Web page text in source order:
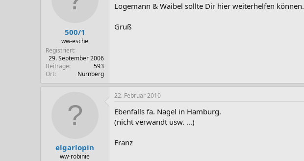
500/1
ww-esche
Registriert
29. September 2006
Beiträge
593
Ort
Nürnberg
Logemann & Waibel sollte Dir hier weiterhelfen können.
Gruß
elgarlopin
ww-robinie
22. Februar 2010
Ebenfalls fa. Nagel in Hamburg.
(nicht verwandt usw. ...)
Franz